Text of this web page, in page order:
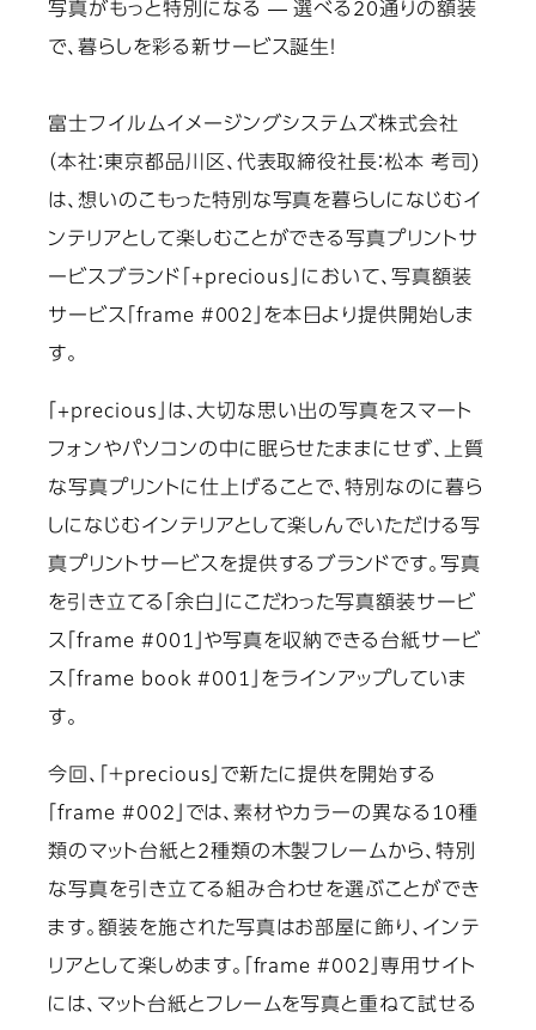
写真がもっと特別になる ― 選べる20通りの額装
で、暮らしを彩る新サービス誕生！
富士フイルムイメージングシステムズ株式会社
（本社：東京都品川区、代表取締役社長：松本 考司)
は、想いのこもった特別な写真を暮らしになじむイ
ンテリアとして楽しむことができる写真プリントサ
ービスブランド｢+precious｣において、写真額装
サービス「frame #002」を本日より提供開始しま
す。
「+precious」は、大切な思い出の写真をスマート
フォンやパソコンの中に眠らせたままにせず、上質
な写真プリントに仕上げることで、特別なのに暮ら
しになじむインテリアとして楽しんでいただける写
真プリントサービスを提供するブランドです。写真
を引き立てる「余白」にこだわった写真額装サービ
ス「frame #001」や写真を収納できる台紙サービ
ス「frame book #001」をラインアップしていま
す。
今回、「＋precious」で新たに提供を開始する
「frame #002」では、素材やカラーの異なる10種
類のマット台紙と2種類の木製フレームから、特別
な写真を引き立てる組み合わせを選ぶことができ
ます。額装を施された写真はお部屋に飾り、インテ
リアとして楽しめます。「frame #002」専用サイト
には、マット台紙とフレームを写真と重ねて試せる